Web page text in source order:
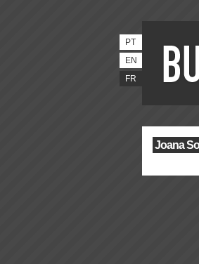
PT
EN
FR
Joana